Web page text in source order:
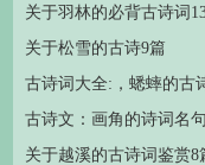
关于羽林的必背古诗词
关于松雪的古诗9篇
古诗词大全:，蟋蟀的古
古诗文：画角的诗词名
关于越溪的古诗词鉴赏8